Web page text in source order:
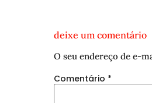
deixe um comentário
O seu endereço de e-
Comentário *